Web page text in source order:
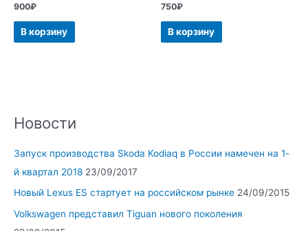
Новости
Запуск производства Skoda Kodiaq в России намечен на 1-
й квартал 2018 23/09/2017
Новый Lexus ES стартует на российском рынке 24/09/2015
Volkswagen представил Tiguan нового поколения
Оценка
0
из
900₽
В корзину
Оценка
0
из
750₽
В корзину